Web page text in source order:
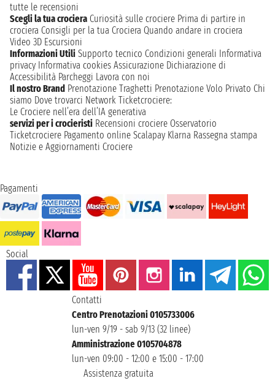
tutte le recensioni
Scegli la tua crociera Curiosità sulle crociere Prima di partire in
crociera Consigli per la tua Crociera Quando andare in crociera
Video 3D Escursioni
Informazioni Utili Supporto tecnico Condizioni generali Informativa
privacy Informativa cookies Assicurazione Dichiarazione di
Accessibilità Parcheggi Lavora con noi
Il nostro Brand Prenotazione Traghetti Prenotazione Volo Privato Chi
siamo Dove trovarci Network Ticketcrociere:
Le Crociere nell’era dell’IA generativa
servizi per i crocieristi Recensioni crociere Osservatorio
Ticketcrociere Pagamento online Scalapay Klarna Rassegna stampa
Notizie e Aggiornamenti Crociere
Pagamenti
Social
Contatti
Centro Prenotazioni 0105733006
lun-ven 9/19 - sab 9/13 (32 linee)
Amministrazione 0105704878
lun-ven 09:00 - 12:00 e 15:00 - 17:00
Assistenza gratuita